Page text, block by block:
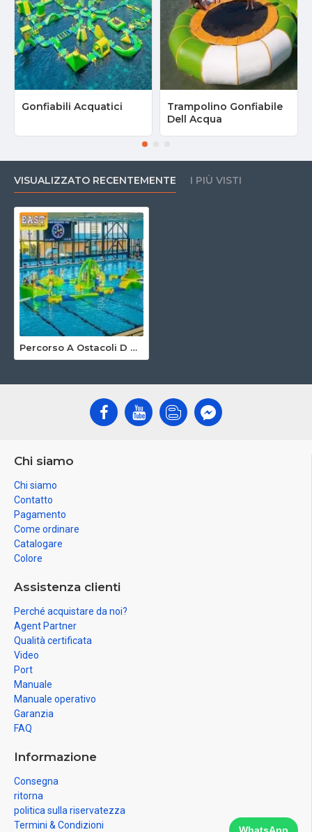
Gonfiabili Acquatici
Trampolino Gonfiabile
Dell Acqua
VISUALIZZATO RECENTEMENTE I PIÙ VISTI
Percorso A Ostacoli D Acqua Per Bambini Per Piscina
Chi siamo
Chi siamo
Contatto
Pagamento
Come ordinare
Catalogare
Colore
Assistenza clienti
Perché acquistare da noi?
Agent Partner
Qualità certificata
Video
Port
Manuale
Manuale operativo
Garanzia
FAQ
Informazione
Consegna
ritorna
politica sulla riservatezza
Termini & Condizioni